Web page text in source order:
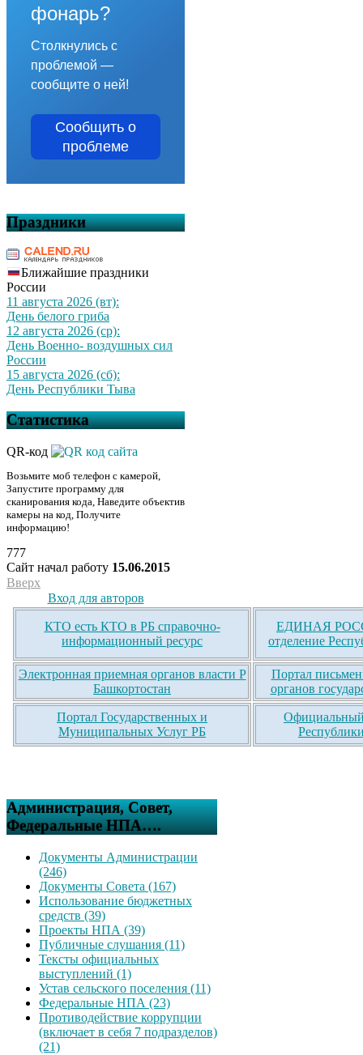
фонарь?
Столкнулись с
проблемой —
сообщите о ней!
Сообщить о
проблеме
Праздники
Ближайшие праздники
России
11 августа 2026 (вт):
День белого гриба
12 августа 2026 (ср):
День Военно- воздушных сил
России
15 августа 2026 (сб):
День Республики Тыва
Статистика
QR-код
Возьмите моб телефон с камерой,
Запустите программу для
сканирования кода, Наведите объектив
камеры на код, Получите
информацию!
777
Сайт начал работу 15.06.2015
Вверх
Вход для авторов
КТО есть КТО в РБ справочно-
информационный ресурс
ЕДИНАЯ
отделение
Электронная приемная органов власти Р
Башкортостан
Портал
органов
Портал Государственных и
Муниципальных Услуг РБ
Официальный
Администрация, Совет,
Федеральные НПА….
Документы Администрации
(246)
Документы Совета (167)
Использование бюджетных
средств (39)
Проекты НПА (39)
Публичные слушания (11)
Тексты официальных
выступлений (1)
Устав сельского поселения (11)
Федеральные НПА (23)
Противодействие коррупции
(включает в себя 7 подразделов)
(21)